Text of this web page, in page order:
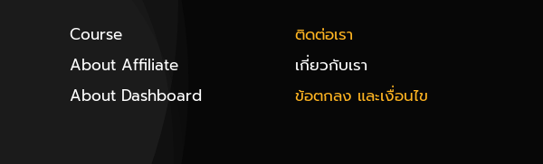
Course
About Affiliate
About Dashboard
ติดต่อเรา
เกี่ยวกับเรา
ข้อตกลง และเงื่อนไข